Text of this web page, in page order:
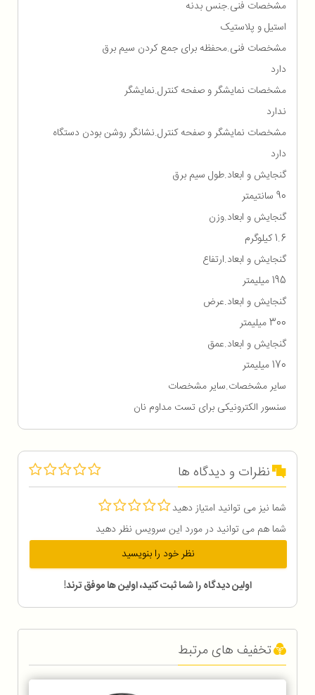
مشخصات فنی.جنس بدنه
استیل و پلاستیک
مشخصات فنی.محفظه برای جمع كردن سیم برق
دارد
مشخصات نمایشگر و صفحه کنترل.نمایشگر
ندارد
مشخصات نمایشگر و صفحه کنترل.نشانگر روشن بودن دستگاه
دارد
گنجایش و ابعاد.طول سیم برق
90 سانتیمتر
گنجایش و ابعاد.وزن
1.6 کیلوگرم
گنجایش و ابعاد.ارتفاع
195 میلیمتر
گنجایش و ابعاد.عرض
300 میلیمتر
گنجایش و ابعاد.عمق
170 میلیمتر
سایر مشخصات.سایر مشخصات
سنسور الکترونیکی برای تست مداوم نان
نظرات و دیدگاه ها
شما نیز می توانید امتیاز دهید
شما هم می توانید در مورد این سرویس نظر دهید
نظر خود را بنویسید
اولین دیدگاه را شما ثبت کنید، اولین ها موفق ترند!
تخفیف های مرتبط